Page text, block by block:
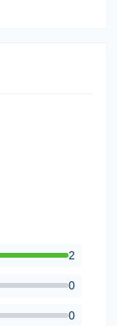
2
0
0